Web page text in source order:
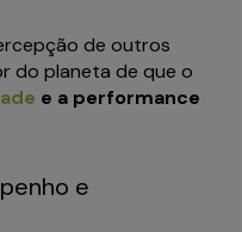
de outros
do planeta de que o
e a performance
e